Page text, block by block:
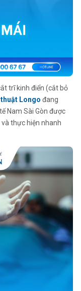
trĩ kinh điển (cắt bỏ
thuật Longo đang
Nam Sài Gòn được
thực hiện nhanh